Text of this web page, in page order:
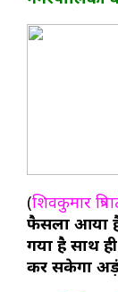
(शिवकुमार
फैसला आया है
गया है साथ
कर सकेगा